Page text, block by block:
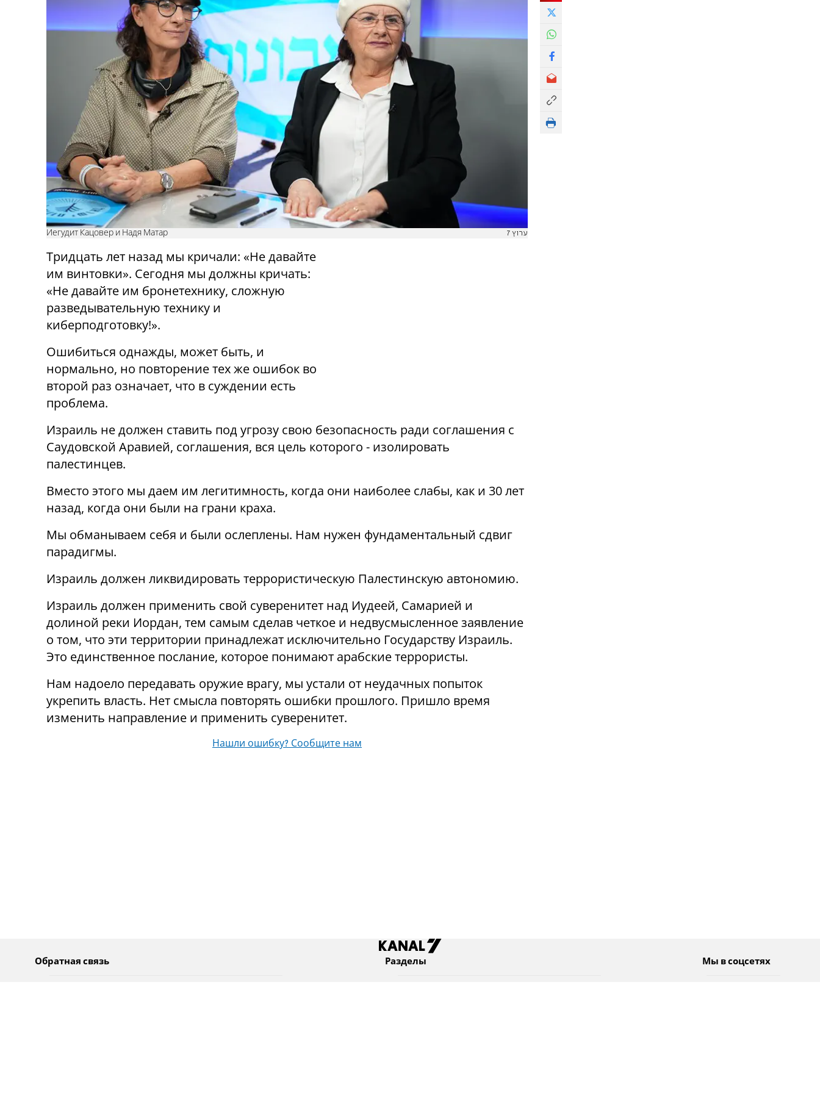
Иегудит Кацовер и Надя Матар ערוץ 7
Тридцать лет назад мы кричали: «Не давайте
им винтовки». Сегодня мы должны кричать:
«Не давайте им бронетехнику, сложную
разведывательную технику и
киберподготовку!».
Ошибиться однажды, может быть, и
нормально, но повторение тех же ошибок во
второй раз означает, что в суждении есть
проблема.
Израиль не должен ставить под угрозу свою безопасность ради соглашения с
Саудовской Аравией, соглашения, вся цель которого - изолировать
палестинцев.
Вместо этого мы даем им легитимность, когда они наиболее слабы, как и 30 лет
назад, когда они были на грани краха.
Мы обманываем себя и были ослеплены. Нам нужен фундаментальный сдвиг
парадигмы.
Израиль должен ликвидировать террористическую Палестинскую автономию.
Израиль должен применить свой суверенитет над Иудеей, Самарией и
долиной реки Иордан, тем самым сделав четкое и недвусмысленное заявление
о том, что эти территории принадлежат исключительно Государству Израиль.
Это единственное послание, которое понимают арабские террористы.
Нам надоело передавать оружие врагу, мы устали от неудачных попыток
укрепить власть. Нет смысла повторять ошибки прошлого. Пришло время
изменить направление и применить суверенитет.
Нашли ошибку? Сообщите нам
Обратная связь Разделы Мы в соцсетях